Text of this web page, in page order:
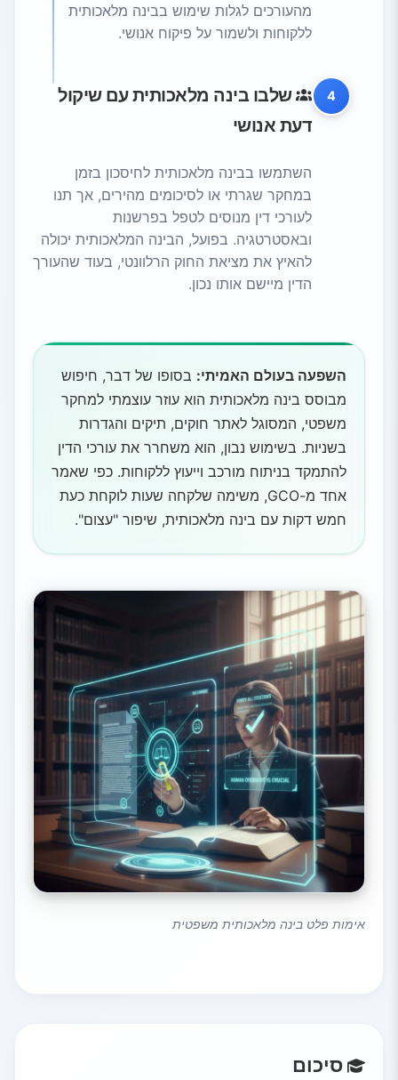
מהעורכים לגלות שימוש בבינה מלאכותית
ללקוחות ולשמור על פיקוח אנושי.
4
שלבו בינה מלאכותית עם שיקול
דעת אנושי
השתמשו בבינה מלאכותית לחיסכון בזמן
במחקר שגרתי או לסיכומים מהירים, אך תנו
לעורכי דין מנוסים לטפל בפרשנות
ובאסטרטגיה. בפועל, הבינה המלאכותית יכולה
להאיץ את מציאת החוק הרלוונטי, בעוד שהעורך
הדין מיישם אותו נכון.
השפעה בעולם האמיתי: בסופו של דבר, חיפוש
מבוסס בינה מלאכותית הוא עוזר עוצמתי למחקר
משפטי, המסוגל לאתר חוקים, תיקים והגדרות
בשניות. בשימוש נבון, הוא משחרר את עורכי הדין
להתמקד בניתוח מורכב וייעוץ ללקוחות. כפי שאמר
אחד מ-GCO, משימה שלקחה שעות לוקחת כעת
חמש דקות עם בינה מלאכותית, שיפור "עצום".
אימות פלט בינה מלאכותית משפטית
סיכום